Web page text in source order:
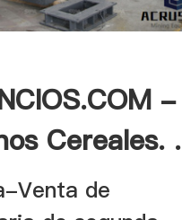
-
Cereales. .
Venta de